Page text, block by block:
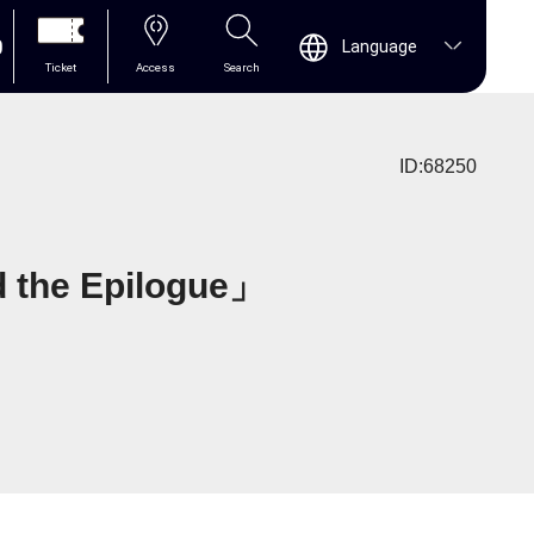
Ticket Access Search
Language
ID:68250
Epilogue」